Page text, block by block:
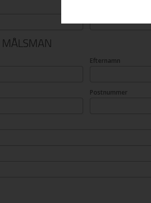
Efternamn
Postnummer